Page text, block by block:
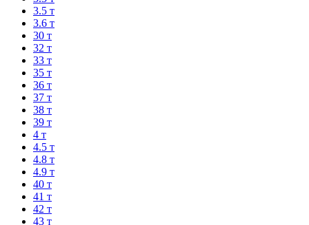
3.5 т
3.6 т
30 т
32 т
33 т
35 т
36 т
37 т
38 т
39 т
4 т
4.5 т
4.8 т
4.9 т
40 т
41 т
42 т
43 т